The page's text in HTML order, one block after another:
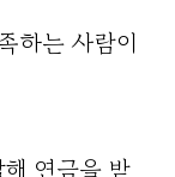
하는 사람이
연금을 받